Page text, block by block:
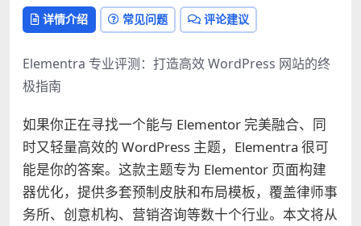
详情介绍 常见问题 评论建议
Elementra 专业评测：打造高效 WordPress 网站的终
极指南
如果你正在寻找一个能与 Elementor 完美融合、同
时又轻量高效的 WordPress 主题，Elementra 很可
能是你的答案。这款主题专为 Elementor 页面构建
器优化，提供多套预制皮肤和布局模板，覆盖律师事
务所、创意机构、营销咨询等数十个行业。本文将从